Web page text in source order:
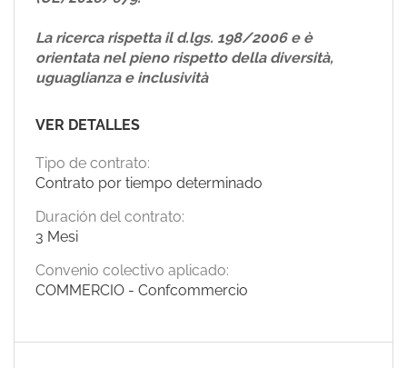
La ricerca rispetta il d.lgs. 198/2006 e è
orientata nel pieno rispetto della diversità,
uguaglianza e inclusività
VER DETALLES
Tipo de contrato:
Contrato por tiempo determinado
Duración del contrato:
3 Mesi
Convenio colectivo aplicado:
COMMERCIO - Confcommercio